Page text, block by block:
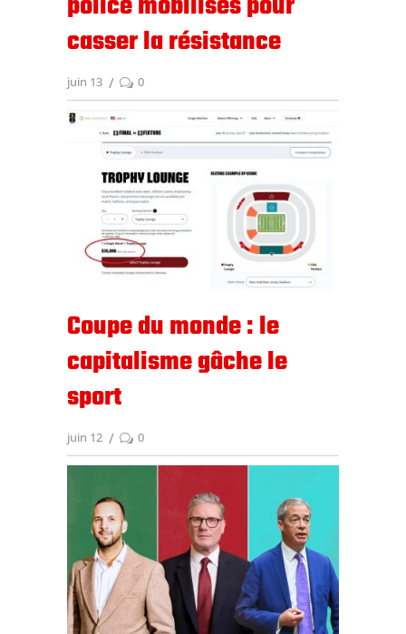
casser la résistance
juin 13 0
Coupe du monde : le
capitalisme gâche le
sport
juin 12 0